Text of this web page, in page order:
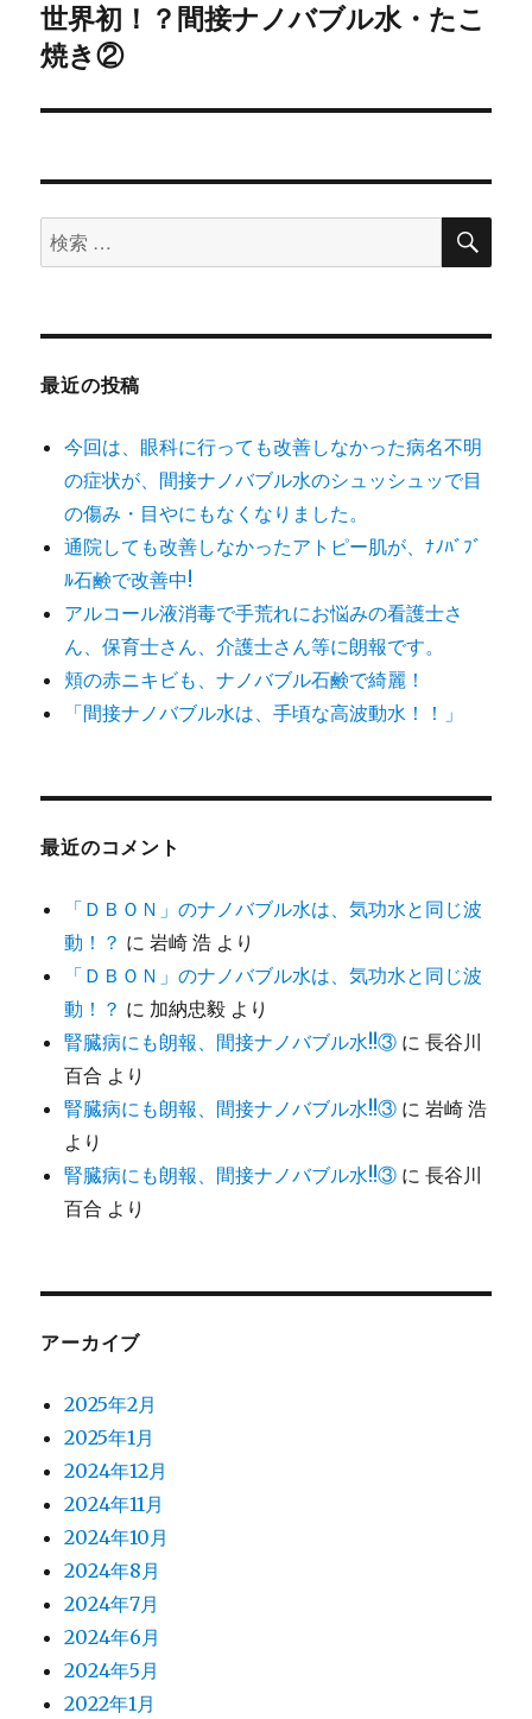
ー
シ
ン
次
の
稿:
世界初！？間接ナノバブル水・たこ
焼き②
検
索
象:
検
最近の投稿
今回は、眼科に行っても改善しなかった病名不明
の症状が、間接ナノバブル水のシュッシュッで目
の傷み・目やにもなくなりました。
通院しても改善しなかったアトピー肌が、ﾅﾉﾊﾞﾌﾞ
ﾙ石鹸で改善中!
アルコール液消毒で手荒れにお悩みの看護士さ
ん、保育士さん、介護士さん等に朗報です。
頬の赤ニキビも、ナノバブル石鹸で綺麗！
「間接ナノバブル水は、手頃な高波動水！！」
最近のコメント
「ＤＢＯＮ」のナノバブル水は、気功水と同じ波
動！？ に岩崎 浩 より
「ＤＢＯＮ」のナノバブル水は、気功水と同じ波
動！？ に 加納忠毅 より
腎臓病にも朗報、間接ナノバブル水!!③ に長谷川
百合 より
腎臓病にも朗報、間接ナノバブル水!!③ に岩崎 浩
より
腎臓病にも朗報、間接ナノバブル水!!③ に長谷川
百合 より
アーカイブ
2025年2月
2025年1月
2024年12月
2024年11月
2024年10月
2024年8月
2024年7月
2024年6月
2024年5月
2022年1月